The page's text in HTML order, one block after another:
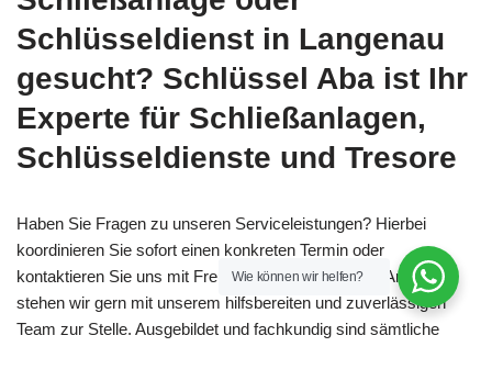
Schlüsseldienst in Langenau
gesucht? Schlüssel Aba ist Ihr
Experte für Schließanlagen,
Schlüsseldienste und Tresore
Haben Sie Fragen zu unseren Serviceleistungen? Hierbei
koordinieren Sie sofort einen konkreten Termin oder
kontaktieren Sie uns mit Freude zu täglich. Für Ihre Anfragen
stehen wir gern mit unserem hilfsbereiten und zuverlässigen
Team zur Stelle. Ausgebildet und fachkundig sind sämtliche
Wie können wir helfen?